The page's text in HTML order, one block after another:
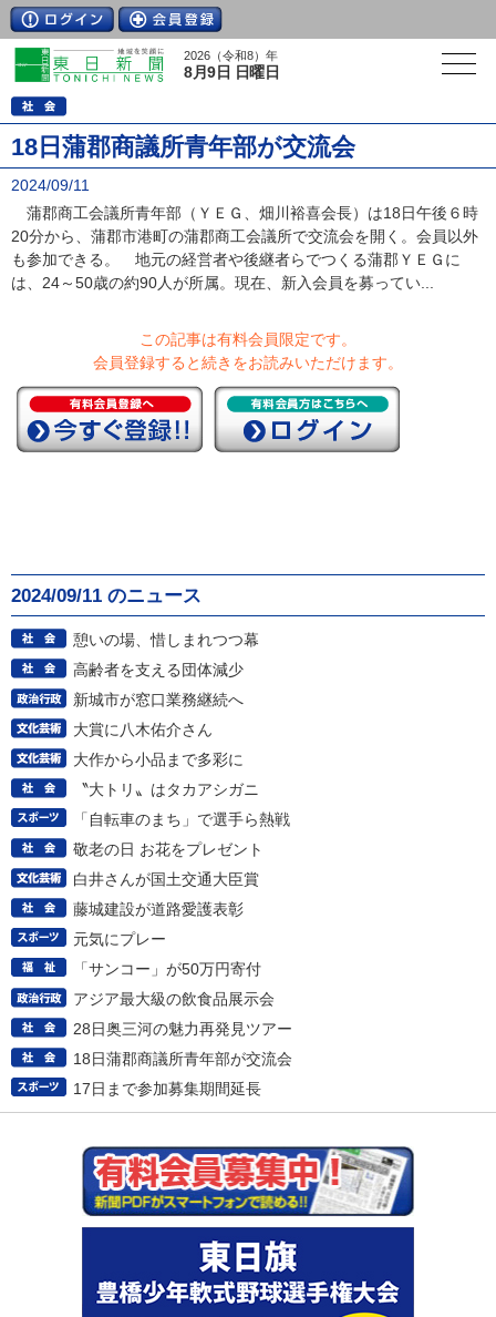
2026（令和8）年
8月9日 日曜日
18日蒲郡商議所青年部が交流会
2024/09/11
蒲郡商工会議所青年部（ＹＥＧ、畑川裕喜会長）は18日午後６時
20分から、蒲郡市港町の蒲郡商工会議所で交流会を開く。会員以外
も参加できる。 地元の経営者や後継者らでつくる蒲郡ＹＥＧに
は、24～50歳の約90人が所属。現在、新入会員を募ってい...
この記事は有料会員限定です。
会員登録すると続きをお読みいただけます。
2024/09/11 のニュース
憩いの場、惜しまれつつ幕
高齢者を支える団体減少
新城市が窓口業務継続へ
大賞に八木佑介さん
大作から小品まで多彩に
〝大トリ〟はタカアシガニ
「自転車のまち」で選手ら熱戦
敬老の日 お花をプレゼント
白井さんが国土交通大臣賞
藤城建設が道路愛護表彰
元気にプレー
「サンコー」が50万円寄付
アジア最大級の飲食品展示会
28日奥三河の魅力再発見ツアー
18日蒲郡商議所青年部が交流会
17日まで参加募集期間延長